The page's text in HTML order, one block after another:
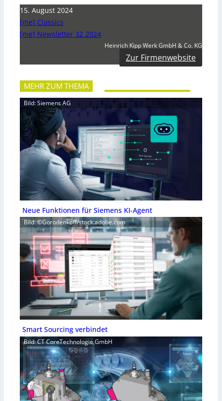
15. August 2024
[me] Classics
[me] Newsletter 32 2024
Heinrich Kipp Werk GmbH & Co. KG
Zur Firmenwebsite
MEHR ZUM THEMA
Bild: Siemens AG
Neue Funktionen für Siemens KI-Agent
Bild: ©Gorodenkoff/stock.adobe.com
Smart Sourcing verbindet
Bild: CT CoreTechnologie GmbH